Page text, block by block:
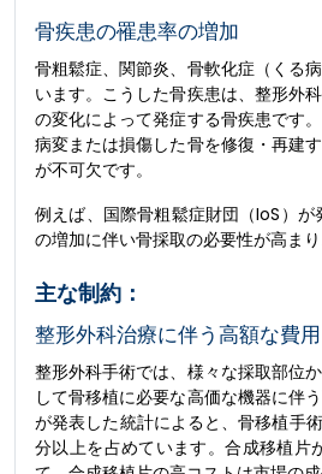
骨疾患の罹患率の増加
骨粗鬆症、関節炎、骨軟化症（くる
います。こうした骨疾患は、整形外
の変化によって発症する骨疾患です
病変または損傷した骨を修復・再建
が不可欠です。
例えば、国際骨粗鬆症財団（IoS）
の増加に伴い骨採取の必要性が高ま
主な制約：
整形外科治療に伴う高額な費用
整形外科手術では、様々な採取部位
して骨移植に必要な高価な機器に伴
が発表した統計によると、骨移植手
分以上を占めています。合成移植片